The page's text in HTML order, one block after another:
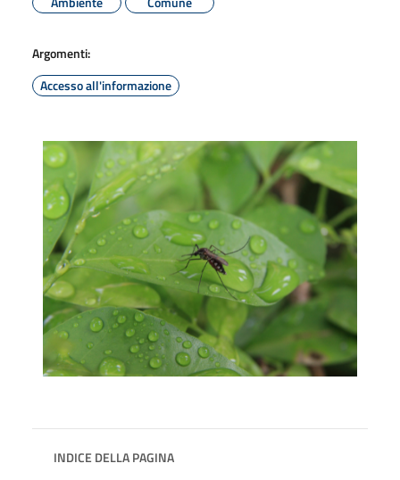
Argomenti:
Accesso all'informazione
INDICE DELLA PAGINA